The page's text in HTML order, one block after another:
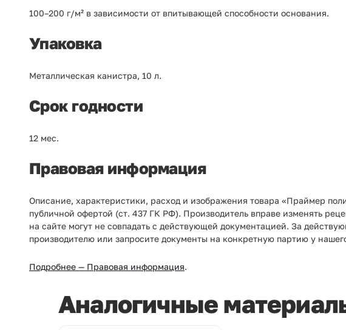
100–200 г/м² в зависимости от впитывающей способности основания.
Упаковка
Металлическая канистра, 10 л.
Срок годности
12 мес.
Правовая информация
Описание, характеристики, расход и изображения товара «Праймер
публичной офертой (ст. 437 ГК РФ). Производитель вправе изменять
на сайте могут не совпадать с действующей документацией. За
производителю или запросите документы на конкретную партию у
Подробнее — Правовая информация.
Аналогичные